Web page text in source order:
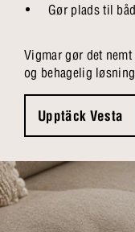
Gør plads til
Vigmar gør det
og behagelig
Upptäck Vesta